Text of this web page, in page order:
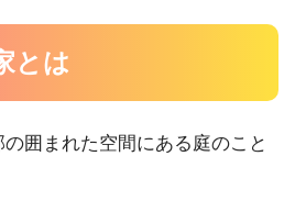
とは
の囲まれた空間にある庭のこと